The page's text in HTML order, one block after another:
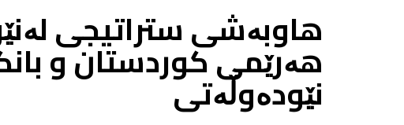
هاوبەشی ستراتیجی
هەرێمی کوردستان و
نێودەوڵەتی